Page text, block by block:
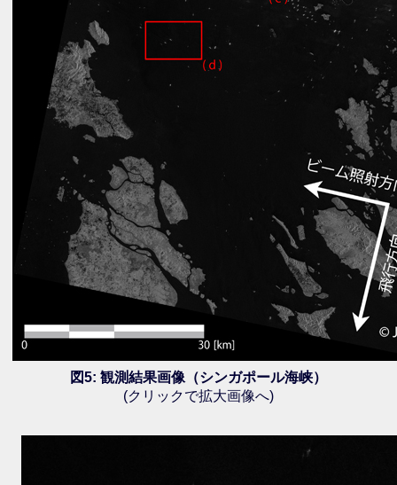
図5: 観測結果画像（シンガポール海峡）
(クリックで拡大画像へ)